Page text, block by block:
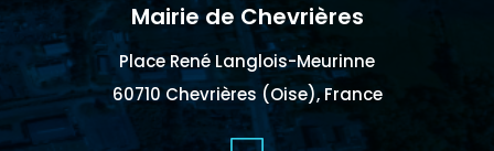
Mairie de Chevrières
Place René Langlois-Meurinne
60710 Chevrières (Oise), France